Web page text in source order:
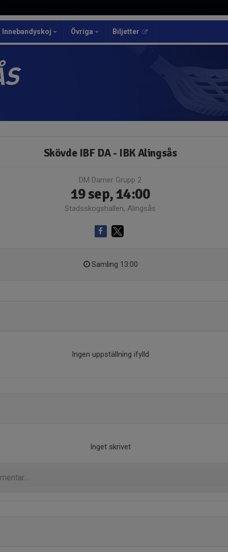
Innebandyskoj Övriga Biljetter
Skövde IBF DA - IBK Alingsås
DM Damer Grupp 2
19 sep, 14:00
Stadsskogshallen, Alingsås
Samling 13:00
Ingen uppställning ifylld
Inget skrivet